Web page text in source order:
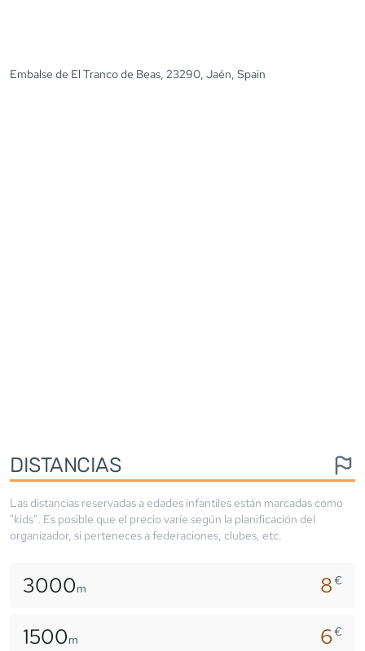
Embalse de El Tranco de Beas, 23290, Jaén, Spain
DISTANCIAS
Las distancias reservadas a edades infantiles están marcadas como
"kids". Es posible que el precio varíe según la planificación del
organizador, si perteneces a federaciones, clubes, etc.
3000m 8€
1500m 6€